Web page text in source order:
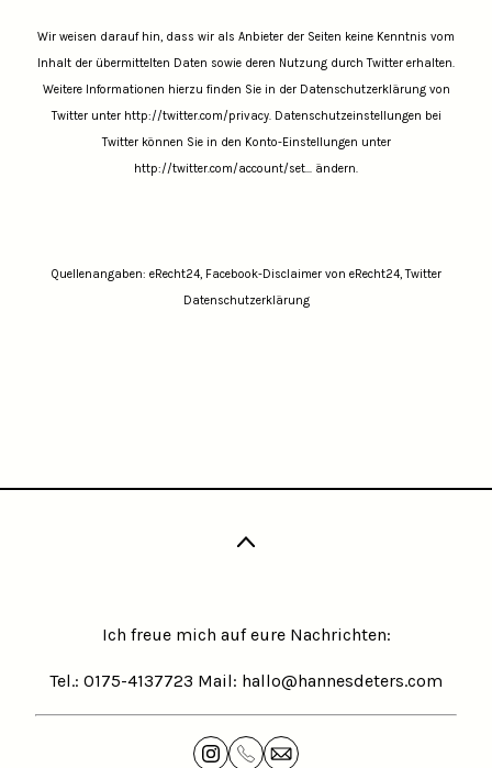
Wir weisen darauf hin, dass wir als Anbieter der Seiten keine Kenntnis vom
Inhalt der übermittelten Daten sowie deren Nutzung durch Twitter erhalten.
Weitere Informationen hierzu finden Sie in der Datenschutzerklärung von
Twitter unter http://twitter.com/privacy.Datenschutzeinstellungen bei
Twitter können Sie in den Konto-Einstellungen unter
http://twitter.com/account/set... ändern.
Quellenangaben: eRecht24, Facebook-Disclaimer von eRecht24, Twitter
Datenschutzerklärung
Ich freue mich auf eure Nachrichten:
Tel.: 0175-4137723 Mail: hallo@hannesdeters.com